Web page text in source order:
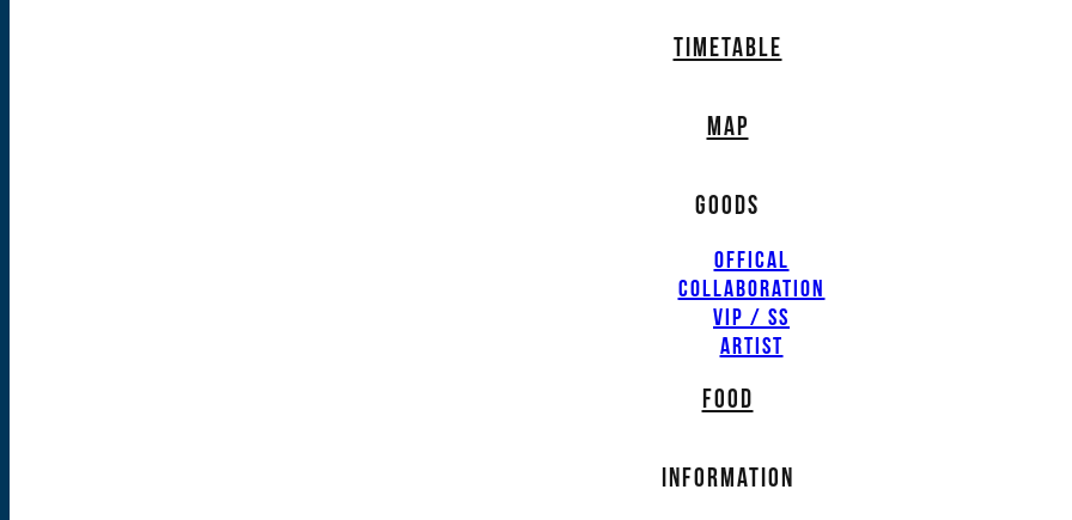
TIMETABLE
MAP
GOODS
OFFICAL
COLLABORATION
VIP / SS
ARTIST
FOOD
INFORMATION